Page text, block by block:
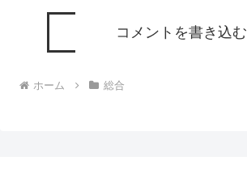
コメントを書き込む
ホーム 総合